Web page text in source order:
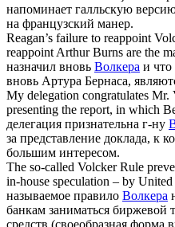
напоминает галльскую
на французский манер.
Reagan’s failure to reappoint
reappoint Arthur Burns are the
назначил вновь Волкера и
вновь Артура Бернаса,
My delegation congratulates Mr.
presenting the report, in which
делегация признательна г-ну
за представление доклада, к
большим интересом.
The so-called VolckerRule
in-house speculation – by United
называемое правило Волкера
банкам заниматься биржевой